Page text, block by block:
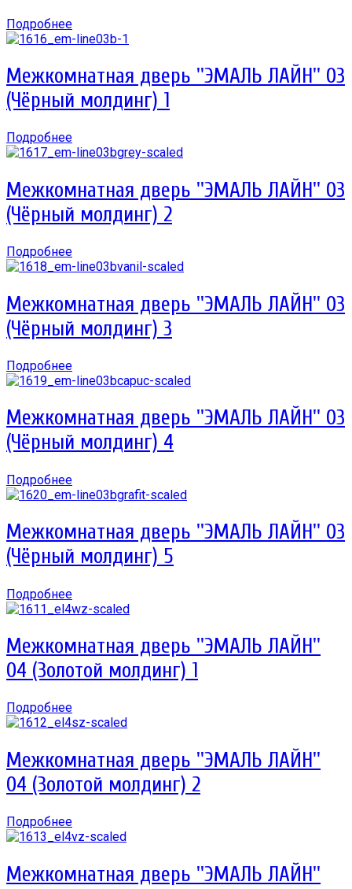
Подробнее
Межкомнатная дверь ''ЭМАЛЬ ЛАЙН'' 03
(Чёрный молдинг) 1
Подробнее
Межкомнатная дверь ''ЭМАЛЬ ЛАЙН'' 03
(Чёрный молдинг) 2
Подробнее
Межкомнатная дверь ''ЭМАЛЬ ЛАЙН'' 03
(Чёрный молдинг) 3
Подробнее
Межкомнатная дверь ''ЭМАЛЬ ЛАЙН'' 03
(Чёрный молдинг) 4
Подробнее
Межкомнатная дверь ''ЭМАЛЬ ЛАЙН'' 03
(Чёрный молдинг) 5
Подробнее
Межкомнатная дверь ''ЭМАЛЬ ЛАЙН''
04 (Золотой молдинг) 1
Подробнее
Межкомнатная дверь ''ЭМАЛЬ ЛАЙН''
04 (Золотой молдинг) 2
Подробнее
Межкомнатная дверь ''ЭМАЛЬ ЛАЙН''